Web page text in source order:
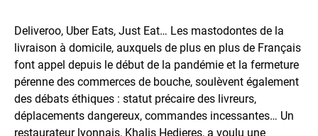
Deliveroo, Uber Eats, Just Eat… Les mastodontes de la
livraison à domicile, auxquels de plus en plus de Français
font appel depuis le début de la pandémie et la fermeture
pérenne des commerces de bouche, soulèvent également
des débats éthiques : statut précaire des livreurs,
déplacements dangereux, commandes incessantes… Un
restaurateur lyonnais, Khalis Hedjeres, a voulu une